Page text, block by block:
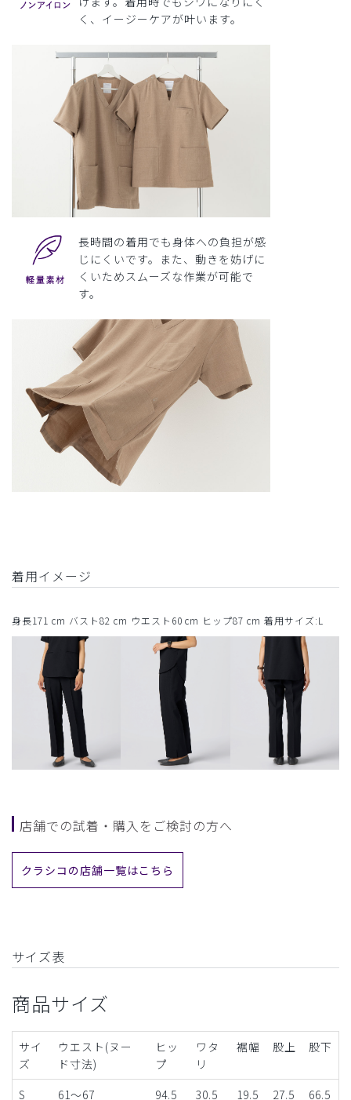
く、イージーケアが叶います。
長時間の着用でも身体への負担が感
じにくいです。また、動きを妨げに
くいためスムーズな作業が可能で
す。
着用イメージ
身長171 cm バスト82 cm ウエスト60 cm ヒップ87 cm 着用サイズ:L
店舗での試着・購入をご検討の方へ
クラシコの店舗一覧はこちら
サイズ表
商品サイズ
サイ
ズ
ウエスト(ヌー
ド寸法)
ヒッ
プ
ワタ
リ
裾幅 股上 股下
S 61～67 94.5 30.5 19.5 27.5
66.5